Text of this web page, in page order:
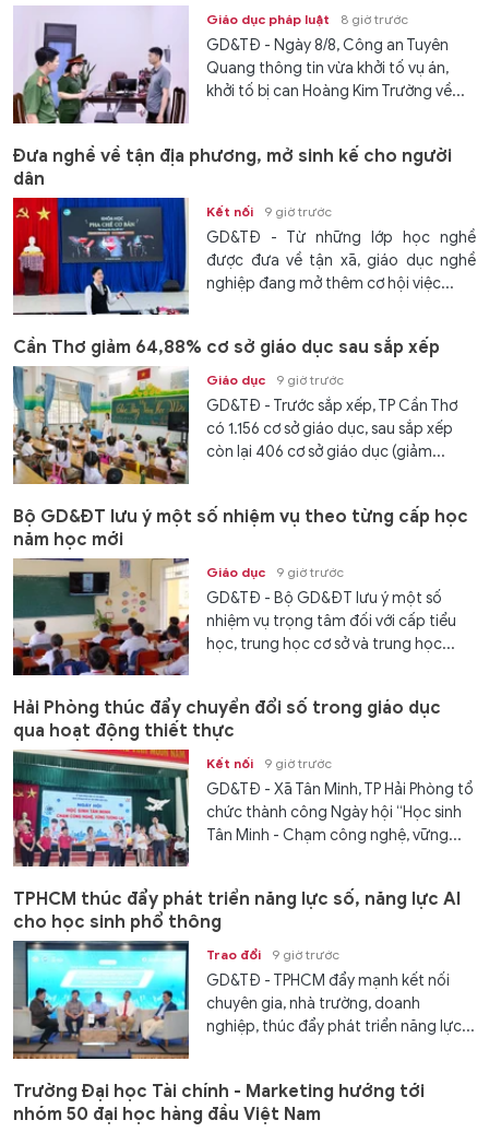
Giáo dục pháp luật 8 giờ trước
GD&TĐ - Ngày 8/8, Công an Tuyên
Quang thông tin vừa khởi tố vụ án,
khởi tố bị can Hoàng Kim Trường về...
Đưa nghề về tận địa phương, mở sinh kế cho người
dân
Kết nối 9 giờ trước
GD&TĐ - Từ những lớp học nghề
được đưa về tận xã, giáo dục nghề
nghiệp đang mở thêm cơ hội việc...
Cần Thơ giảm 64,88% cơ sở giáo dục sau sắp xếp
Giáo dục 9 giờ trước
GD&TĐ - Trước sắp xếp, TP Cần Thơ
có 1.156 cơ sở giáo dục, sau sắp xếp
còn lại 406 cơ sở giáo dục (giảm...
Bộ GD&ĐT lưu ý một số nhiệm vụ theo từng cấp học
năm học mới
Giáo dục 9 giờ trước
GD&TĐ - Bộ GD&ĐT lưu ý một số
nhiệm vụ trọng tâm đối với cấp tiểu
học, trung học cơ sở và trung học...
Hải Phòng thúc đẩy chuyển đổi số trong giáo dục
qua hoạt động thiết thực
Kết nối 9 giờ trước
GD&TĐ - Xã Tân Minh, TP Hải Phòng tổ
chức thành công Ngày hội “Học sinh
Tân Minh - Chạm công nghệ, vững...
TPHCM thúc đẩy phát triển năng lực số, năng lực AI
cho học sinh phổ thông
Trao đổi 9 giờ trước
GD&TĐ - TPHCM đẩy mạnh kết nối
chuyên gia, nhà trường, doanh
nghiệp, thúc đẩy phát triển năng lực...
Trường Đại học Tài chính - Marketing hướng tới
nhóm 50 đại học hàng đầu Việt Nam